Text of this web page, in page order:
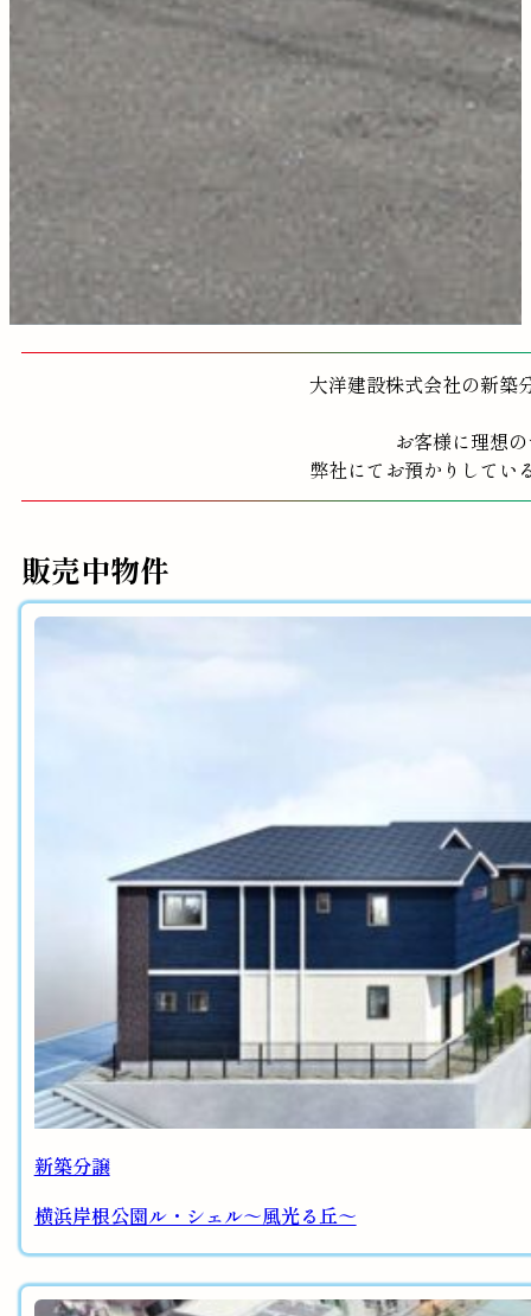
大洋建設株式会社の新築
お客様に理想
弊社にてお預かりしてい
販売中物件
新築分譲
横浜岸根公園ル・シェル～風光る丘～